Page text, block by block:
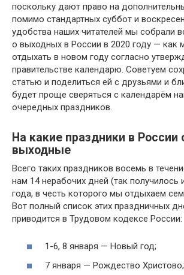
поскольку дают право на
помимо стандартных суббот и
удобства наших читателей мы собрали
о выходных в России в 2020 году — как
отдыхать в новом году согласно
правительстве календарю. Советуем
статью и поделиться ей с друзьями и
будет проще сверяться с календарём
очередных праздников.
На какие праздники в
выходные
Всего таких праздников восемь в
нам 14 нерабочих дней (так получилось
года, в честь которого мы отдыхаем
Вот полный список этих праздничных
приводится в Трудовом кодексе России:
1-6, 8 января — Новый год;
7 января — Рождество Христово;